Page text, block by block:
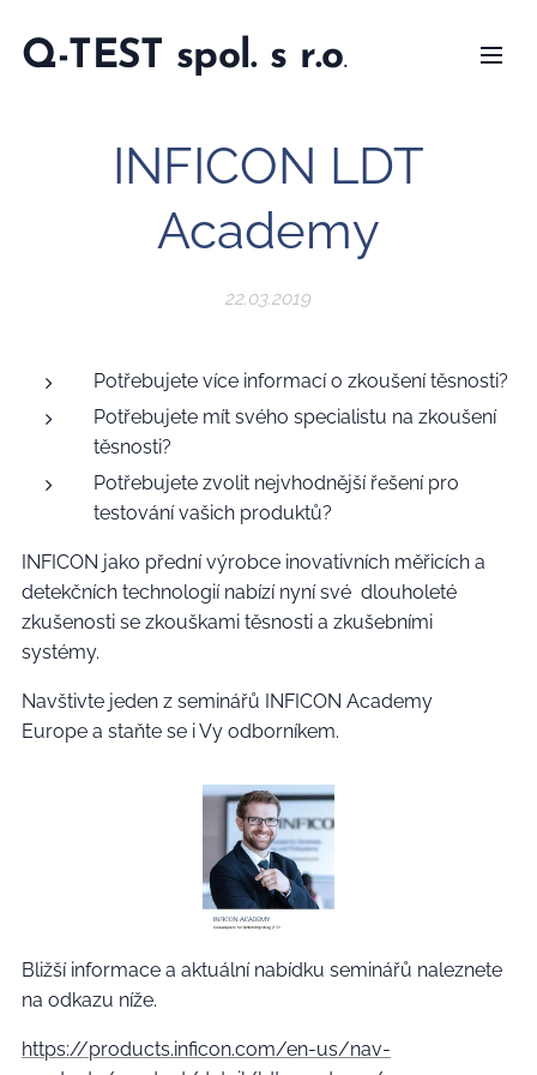
Q-TEST spol. s r.o.
INFICON LDT
Academy
22.03.2019
Potřebujete více informací o zkoušení těsnosti?
Potřebujete mít svého specialistu na zkoušení
těsnosti?
Potřebujete zvolit nejvhodnější řešení pro
testování vašich produktů?
INFICON jako přední výrobce inovativních měřicích a
detekčních technologií nabízí nyní své dlouholeté
zkušenosti se zkouškami těsnosti a zkušebními
systémy.
Navštivte jeden z seminářů INFICON Academy
Europe a staňte se i Vy odborníkem.
Bližší informace a aktuální nabídku seminářů naleznete
na odkazu níže.
https://products.inficon.com/en-us/nav-